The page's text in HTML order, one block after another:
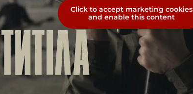
Click to accept marketing cookies
and enable this content